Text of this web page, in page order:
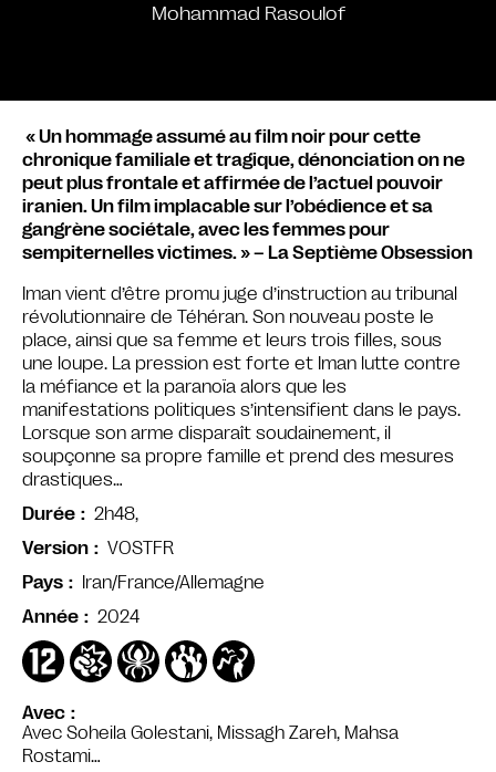
Mohammad Rasoulof
Avec
Avec Soheila Golestani, Missagh Zareh, Mahsa
Rostami…
« Un hommage assumé au film noir pour cette
chronique familiale et tragique, dénonciation on ne
peut plus frontale et affirmée de l’actuel pouvoir
iranien. Un film implacable sur l’obédience et sa
gangrène sociétale, avec les femmes pour
sempiternelles victimes. » – La Septième Obsession
Iman vient d’être promu juge d’instruction au tribunal
révolutionnaire de Téhéran. Son nouveau poste le
place, ainsi que sa femme et leurs trois filles, sous
une loupe. La pression est forte et Iman lutte contre
la méfiance et la paranoïa alors que les
manifestations politiques s’intensifient dans le pays.
Lorsque son arme disparaît soudainement, il
soupçonne sa propre famille et prend des mesures
drastiques…
Durée
2h48,
Version
VOSTFR
Pays
Iran/France/Allemagne
Année
2024